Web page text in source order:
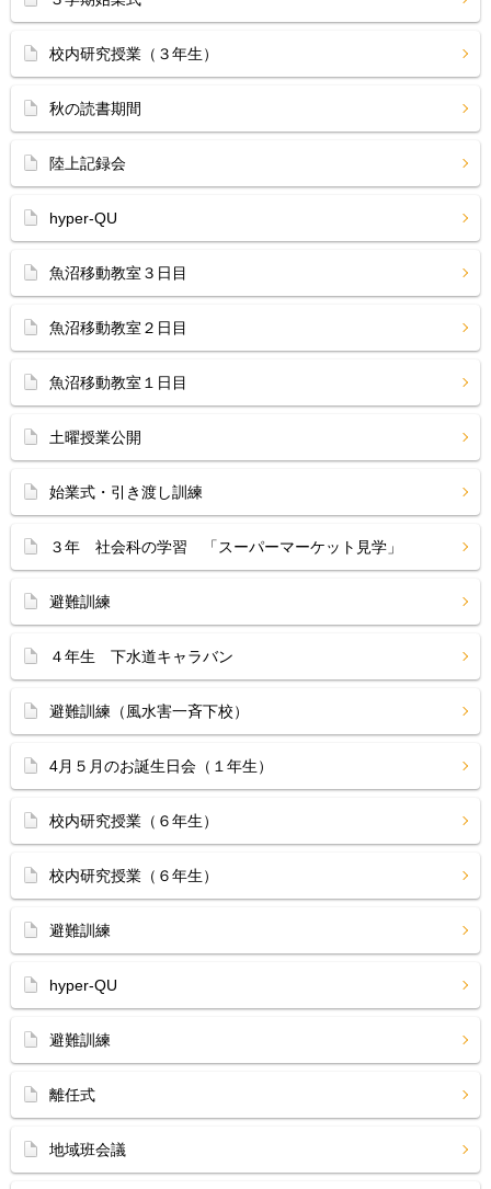
校内研究授業（３年生）
秋の読書期間
陸上記録会
hyper-QU
魚沼移動教室３日目
魚沼移動教室２日目
魚沼移動教室１日目
土曜授業公開
始業式・引き渡し訓練
３年 社会科の学習 「スーパーマーケット見学」
避難訓練
４年生 下水道キャラバン
避難訓練（風水害一斉下校）
4月５月のお誕生日会（１年生）
校内研究授業（６年生）
校内研究授業（６年生）
避難訓練
hyper-QU
避難訓練
離任式
地域班会議